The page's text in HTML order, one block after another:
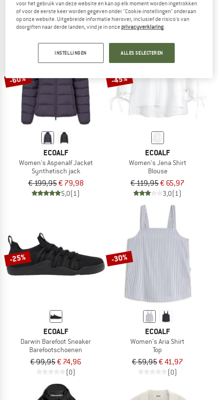
€ 79,95vanaf € 43,97
4,0(1)
€ 199,95€ 79,98
4,7 (3)
-60%
ECOALF
Women's Aspenalf Jacket
Synthetisch jack
€ 199,95€ 79,98
5,0(1)
-45%
ECOALF
Women's Jena Shirt
Blouse
€ 119,95€ 65,97
3,0(1)
-25%
ECOALF
Darwin Barefoot Sneaker
Barefootschoenen
€ 99,95€ 74,96
(0)
-30%
ECOALF
Women's Aria Shirt
Top
€ 59,95€ 41,97
(0)
voor het gebruik van deze website en kan op elk moment worden ingetrokken
of voor de eerste keer worden gegeven onder "Cookie-instellingen" onderaan
op onze website. Uitgebreide informatie hierover, inclusief de risico's van
doorgiften naar derde landen, vind je in onze privacyverklaring.
INSTELLINGEN ALLES SELECTEREN